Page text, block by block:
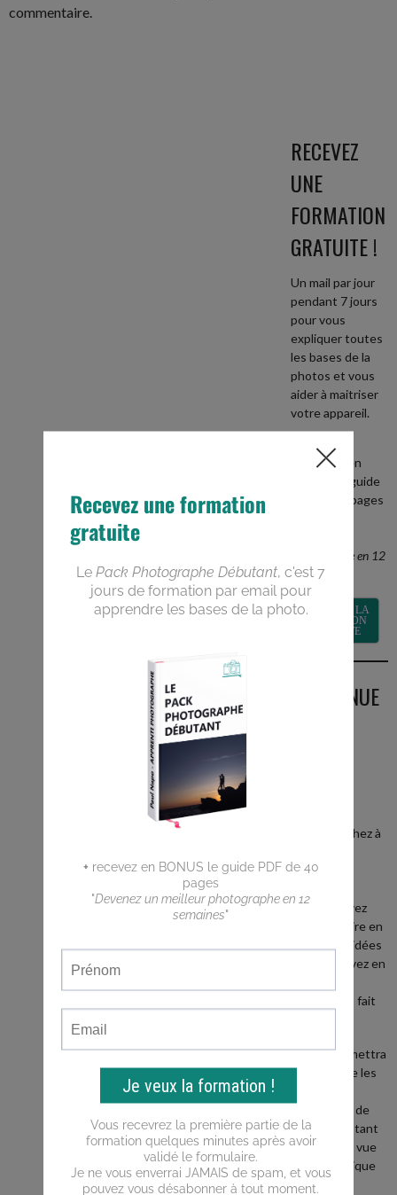
commentaire.
RECEVEZ
UNE
FORMATION
GRATUITE !
Un mail par jour
pendant 7 jours
pour vous
expliquer toutes
les bases de la
photos et vous
aider à maitriser
votre appareil.
recevez en
BONUS le guide
PDF de 40 pages
photographe en 12
semaines
RECEVOIR LA
FORMATION
GRATUITE
BIENVENUE
Vous cherchez à
meilleures
Vous n'arrivez
pas a traduire en
photos les idées
que vous avez en
Ce blog est fait
Il vous permettra
d'apprendre les
photo, puis de
progresser tant
du point de vue
de la technique
que de la